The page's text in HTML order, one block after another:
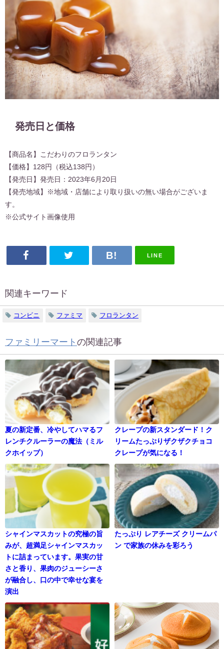
発売日と価格
【商品名】こだわりのフロランタン
【価格】 128円 （税込138円 ）
【発売日】発売日：2023年6月20日
【発売地域】
※地域・店舗により取り扱いの無い場合がございま
す。
※公式サイト画像使用
LINE
関連キーワード
コンビニ ファミマ フロランタン
ファミリーマート の関連記事
夏の新定番、冷やしてハマるフ
レンチクルーラーの魔法（ミル
クホイップ）
クレープの新スタンダード！ク
リームたっぷりザクザクチョコ
クレープが気になる！
シャインマスカットの究極の旨
みが、超満足シャインマスカッ
トに詰まっています。果実の甘
さと香り、果肉のジューシーさ
が融合し、口の中で幸せな宴を
演出
たっぷり レアチーズ クリームパ
ン で家族の休みを彩ろう